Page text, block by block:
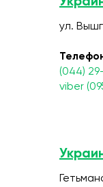
ул.
(044)
viber